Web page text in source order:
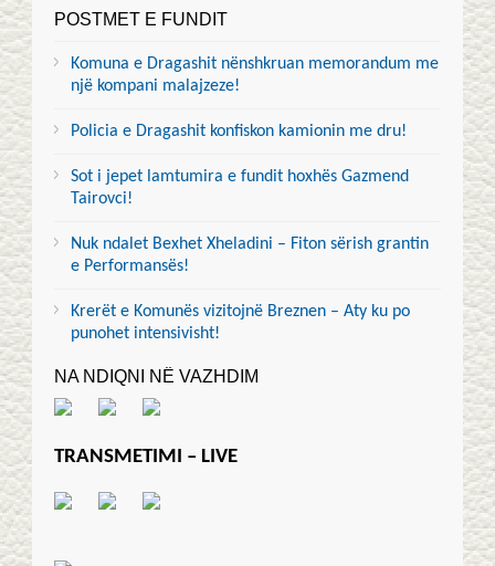
POSTMET E FUNDIT
Komuna e Dragashit nënshkruan memorandum me
një kompani malajzeze!
Policia e Dragashit konfiskon kamionin me dru!
Sot i jepet lamtumira e fundit hoxhës Gazmend
Tairovci!
Nuk ndalet Bexhet Xheladini – Fiton sërish grantin
e Performansës!
Krerët e Komunës vizitojnë Breznen – Aty ku po
punohet intensivisht!
NA NDIQNI NË VAZHDIM
TRANSMETIMI – LIVE